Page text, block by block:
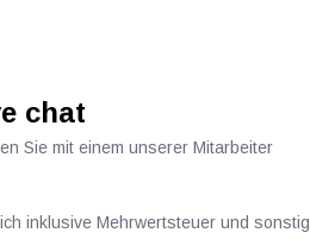
chat
Sie mit einem unserer Mitarbeiter
inklusive Mehrwertsteuer und